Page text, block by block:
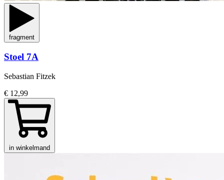
fragment
Stoel 7A
Sebastian Fitzek
€ 12,99
in winkelmand